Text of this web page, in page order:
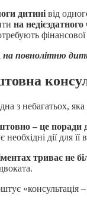
дитині від
на
на повнолітню
з небагатьох,
– це
дії для її
триває не